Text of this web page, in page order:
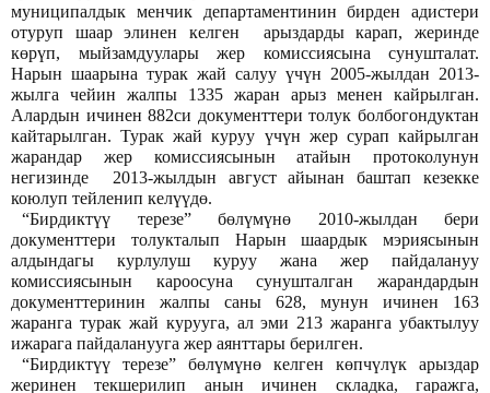
муниципалдык менчик департаментинин бирден адистери
отуруп шаар элинен келген арыздарды карап, жеринде
көрүп, мыйзамдуулары жер комиссиясына сунушталат.
Нарын шаарына турак жай салуу үчүн 2005-жылдан 2013-
жылга чейин жалпы 1335 жаран арыз менен кайрылган.
Алардын ичинен 882си документтери толук болбогондуктан
кайтарылган. Турак жай куруу үчүн жер сурап кайрылган
жарандар жер комиссиясынын атайын протоколунун
негизинде 2013-жылдын август айынан баштап кезекке
коюлуп тейленип келүүдө.
“Бирдиктүү терезе” бөлүмүнө 2010-жылдан бери
документтери толукталып Нарын шаардык мэриясынын
алдындагы курлулуш куруу жана жер пайдалануу
комиссиясынын кароосуна сунушталган жарандардын
документтеринин жалпы саны 628, мунун ичинен 163
жаранга турак жай курууга, ал эми 213 жаранга убактылуу
ижарага пайдаланууга жер аянттары берилген.
“Бирдиктүү терезе” бөлүмүнө келген көпчүлүк арыздар
жеринен текшерилип анын ичинен складка, гаражга,